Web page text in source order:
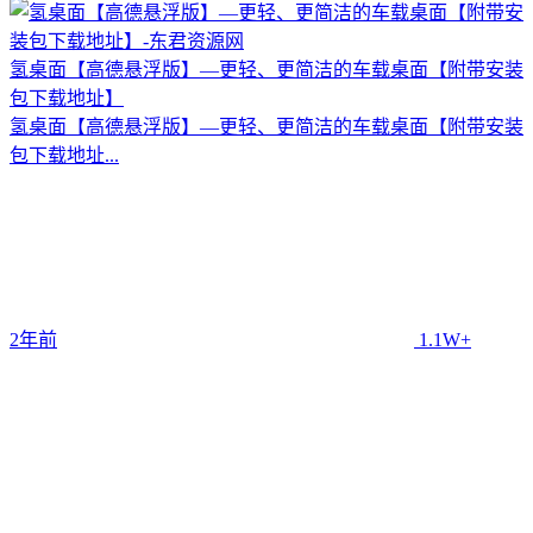
氢桌面【高德悬浮版】—更轻、更简洁的车载桌面【附带安装
包下载地址】
氢桌面【高德悬浮版】—更轻、更简洁的车载桌面【附带安装
包下载地址...
2年前 1.1W+